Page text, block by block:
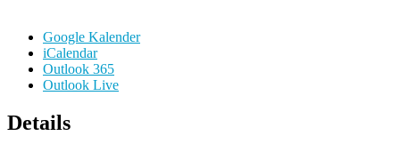
Google Kalender
iCalendar
Outlook 365
Outlook Live
Details